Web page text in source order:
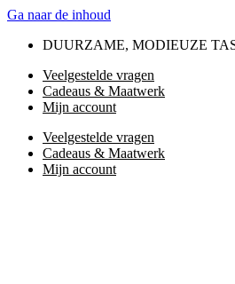
Ga naar de inhoud
DUURZAME, MODIEUZE
Veelgestelde vragen
Cadeaus & Maatwerk
Mijn account
Veelgestelde vragen
Cadeaus & Maatwerk
Mijn account